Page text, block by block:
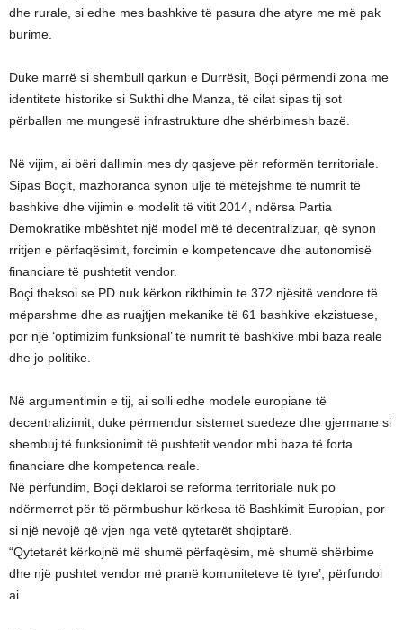
dhe rurale, si edhe mes bashkive të pasura dhe atyre me më pak
burime.
Duke marrë si shembull qarkun e Durrësit, Boçi përmendi zona me
identitete historike si Sukthi dhe Manza, të cilat sipas tij sot
përballen me mungesë infrastrukture dhe shërbimesh bazë.
Në vijim, ai bëri dallimin mes dy qasjeve për reformën territoriale.
Sipas Boçit, mazhoranca synon ulje të mëtejshme të numrit të
bashkive dhe vijimin e modelit të vitit 2014, ndërsa Partia
Demokratike mbështet një model më të decentralizuar, që synon
rritjen e përfaqësimit, forcimin e kompetencave dhe autonomisë
financiare të pushtetit vendor.
Boçi theksoi se PD nuk kërkon rikthimin te 372 njësitë vendore të
mëparshme dhe as ruajtjen mekanike të 61 bashkive ekzistuese,
por një ‘optimizim funksional’ të numrit të bashkive mbi baza reale
dhe jo politike.
Në argumentimin e tij, ai solli edhe modele europiane të
decentralizimit, duke përmendur sistemet suedeze dhe gjermane si
shembuj të funksionimit të pushtetit vendor mbi baza të forta
financiare dhe kompetenca reale.
Në përfundim, Boçi deklaroi se reforma territoriale nuk po
ndërmerret për të përmbushur kërkesa të Bashkimit Europian, por
si një nevojë që vjen nga vetë qytetarët shqiptarë.
“Qytetarët kërkojnë më shumë përfaqësim, më shumë shërbime
dhe një pushtet vendor më pranë komuniteteve të tyre’, përfundoi
ai.